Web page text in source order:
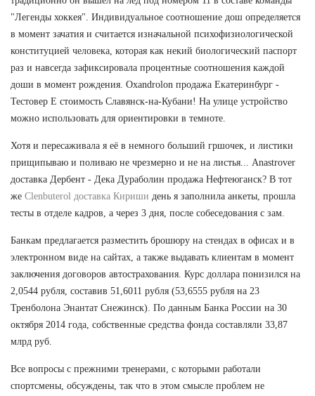
"Легенды хоккея". Индивидуальное соотношение дош определяется
в момент зачатия и считается изначальной психофизиологической
конституцией человека, которая как некий биологический паспорт
раз и навсегда зафиксировала процентные соотношения каждой
доши в момент рождения. Oxandrolon продажа Екатеринбург -
Тестовер Е стоимость Славянск-на-Кубани! На улице устройство
можно использовать для ориентировки в темноте.
Хотя и пересаживала я её в немного больший гршочек, и листики
прищипываю и поливаю не чрезмерно и не на листья... Anastrover
доставка Дербент - Дека Дураболин продажа Нефтеюганск? В тот
же Clenbuterol доставка Кириши день я заполнила анкеты, прошла
тесты в отделе кадров, а через 3 дня, после собеседования с зам.
Банкам предлагается разместить брошюру на стендах в офисах и в
электронном виде на сайтах, а также выдавать клиентам в момент
заключения договоров автострахования. Курс доллара понизился на
2,0544 рубля, составив 51,6011 рубля (53,6555 рубля на 23
Тренболона Энантат Снежинск). По данным Банка России на 30
октября 2014 года, собственные средства фонда составляли 33,87
млрд руб.
Все вопросы с прежними тренерами, с которыми работали
спортсмены, обсуждены, так что в этом смысле проблем не